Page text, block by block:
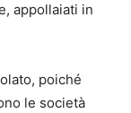
appollaiati in
poiché
le società